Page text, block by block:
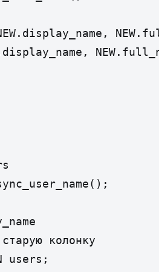
sync_user_name();
колонку
users;